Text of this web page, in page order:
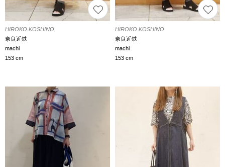
HIROKO KOSHINO
奈良近鉄
machi
153 cm
HIROKO KOSHINO
奈良近鉄
machi
153 cm